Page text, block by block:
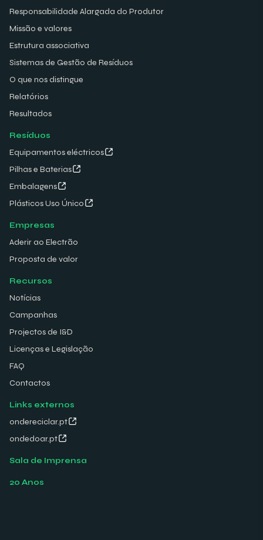
Responsabilidade Alargada do Produtor
Missão e valores
Estrutura associativa
Sistemas de Gestão de Resíduos
O que nos distingue
Relatórios
Resultados
Resíduos
Equipamentos eléctricos
Pilhas e Baterias
Embalagens
Plásticos Uso Único
Empresas
Aderir ao Electrão
Proposta de valor
Recursos
Notícias
Campanhas
Projectos de I&D
Licenças e Legislação
FAQ
Contactos
Links externos
ondereciclar.pt
ondedoar.pt
Sala de Imprensa
20 Anos